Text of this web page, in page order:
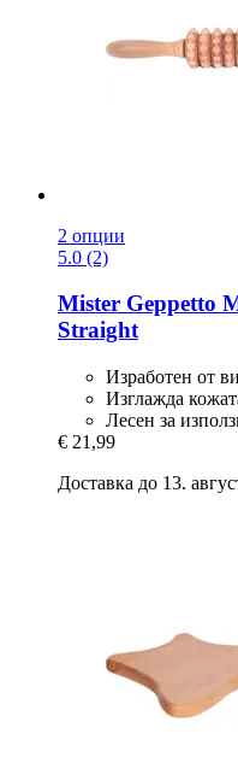
2 опции
5.0 (2)
Mister Geppetto
Straight
Изработен от
Изглажда
Лесен за
€ 21,99
Доставка до 13.